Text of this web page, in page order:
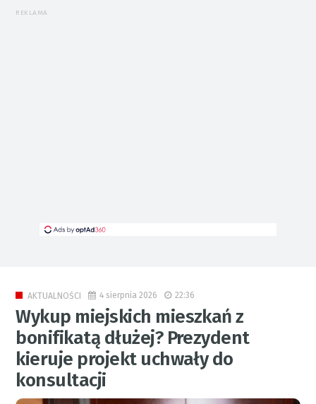
REKLAMA
AKTUALNOŚCI 4 sierpnia 2026 22:36
Wykup miejskich mieszkań z
bonifikatą dłużej? Prezydent
kieruje projekt uchwały do
konsultacji